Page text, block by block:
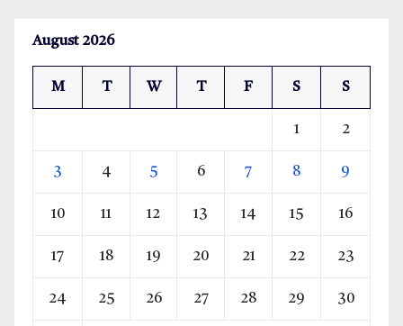
August 2026
M T W T F S S
1 2
3 4 5 6 7 8 9
10 11 12 13 14 15 16
17 18 19 20 21 22 23
24 25 26 27 28 29 30